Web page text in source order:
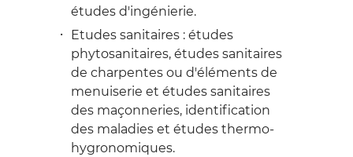
études d'ingénierie.
Etudes sanitaires : études
phytosanitaires, études sanitaires
de charpentes ou d'éléments de
menuiserie et études sanitaires
des maçonneries, identification
des maladies et études thermo-
hygronomiques.